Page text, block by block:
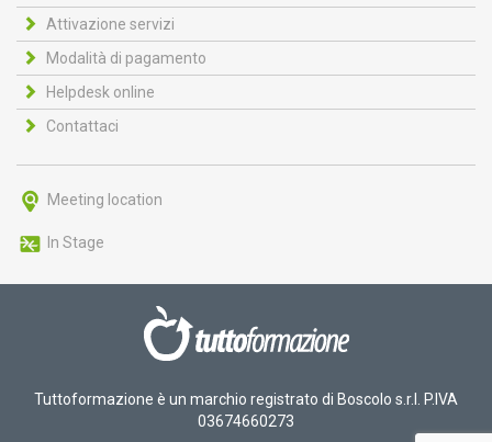
Attivazione servizi
Modalità di pagamento
Helpdesk online
Contattaci
Meeting location
In Stage
Tuttoformazione è un marchio registrato di Boscolo s.r.l. P.IVA
03674660273